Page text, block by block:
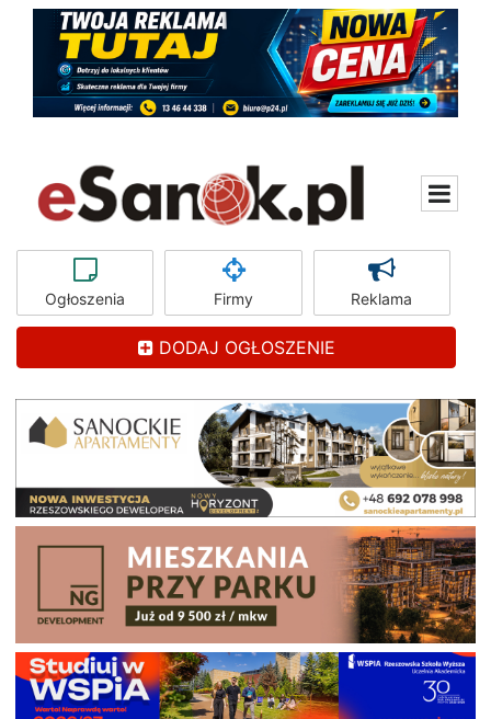
Ogłoszenia Firmy Reklama
DODAJ OGŁOSZENIE